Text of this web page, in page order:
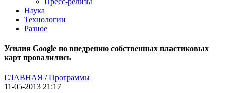
Наука
Технологии
Разное
Усилия Google по внедрению собственных пластиковых
карт провалились
ГЛАВНАЯ /Программы
11-05-2013 21:17